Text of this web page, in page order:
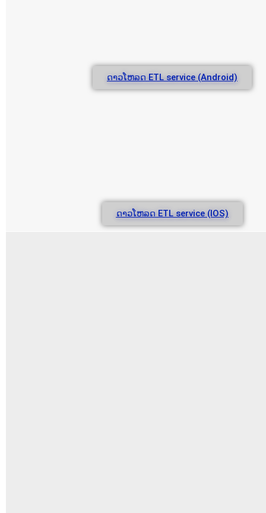
ດາວໂຫລດ ETL service (Android)
ດາວໂຫລດ ETL service (IOS)